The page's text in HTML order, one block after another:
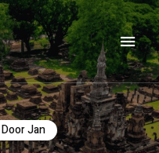
van Thailand.
Jan